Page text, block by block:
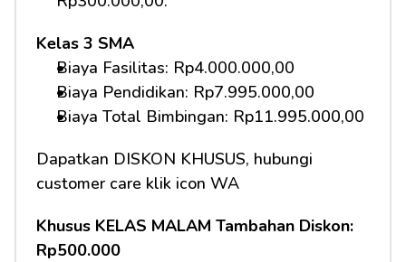
Kelas 3 SMA
Biaya Fasilitas: Rp4.000.000,00
Biaya Pendidikan: Rp7.995.000,00
Biaya Total Bimbingan: Rp11.995.000,00
Dapatkan DISKON KHUSUS, hubungi
customer care klik icon WA
Khusus KELAS MALAM Tambahan Diskon:
Rp500.000